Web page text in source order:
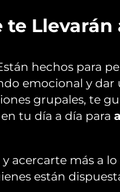
hechos para
emocional y dar
grupales, te
tu día a día para
y acercarte más a
están